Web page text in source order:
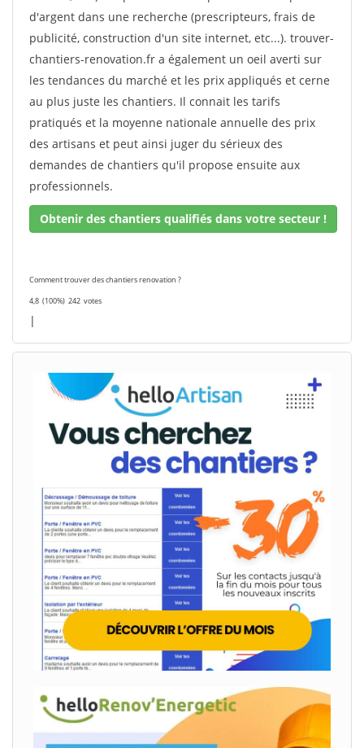
d'argent dans une recherche (prescripteurs, frais de
publicité, construction d'un site internet, etc...). trouver-
chantiers-renovation.fr a également un oeil averti sur
les tendances du marché et les prix appliqués et cerne
au plus juste les chantiers. Il connait les tarifs
pratiqués et la moyenne nationale annuelle des prix
des artisans et peut ainsi juger du sérieux des
demandes de chantiers qu'il propose ensuite aux
professionnels.
Obtenir des chantiers qualifiés dans votre secteur !
Comment trouver des chantiers renovation ?
4,8 (100%) 242 votes
|